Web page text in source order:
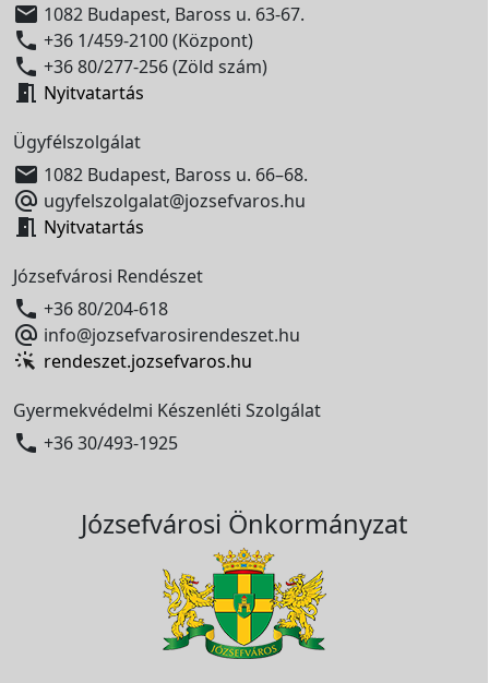
 1082 Budapest, Baross u. 63-67.
 +36 1/459-2100 (Központ)
 +36 80/277-256 (Zöld szám)
 Nyitvatartás
Ügyfélszolgálat
 1082 Budapest, Baross u. 66–68.
 ugyfelszolgalat@jozsefvaros.hu
 Nyitvatartás
Józsefvárosi Rendészet
 +36 80/204-618
 info@jozsefvarosirendeszet.hu
rendeszet.jozsefvaros.hu
Gyermekvédelmi Készenléti Szolgálat
 +36 30/493-1925
Józsefvárosi Önkormányzat